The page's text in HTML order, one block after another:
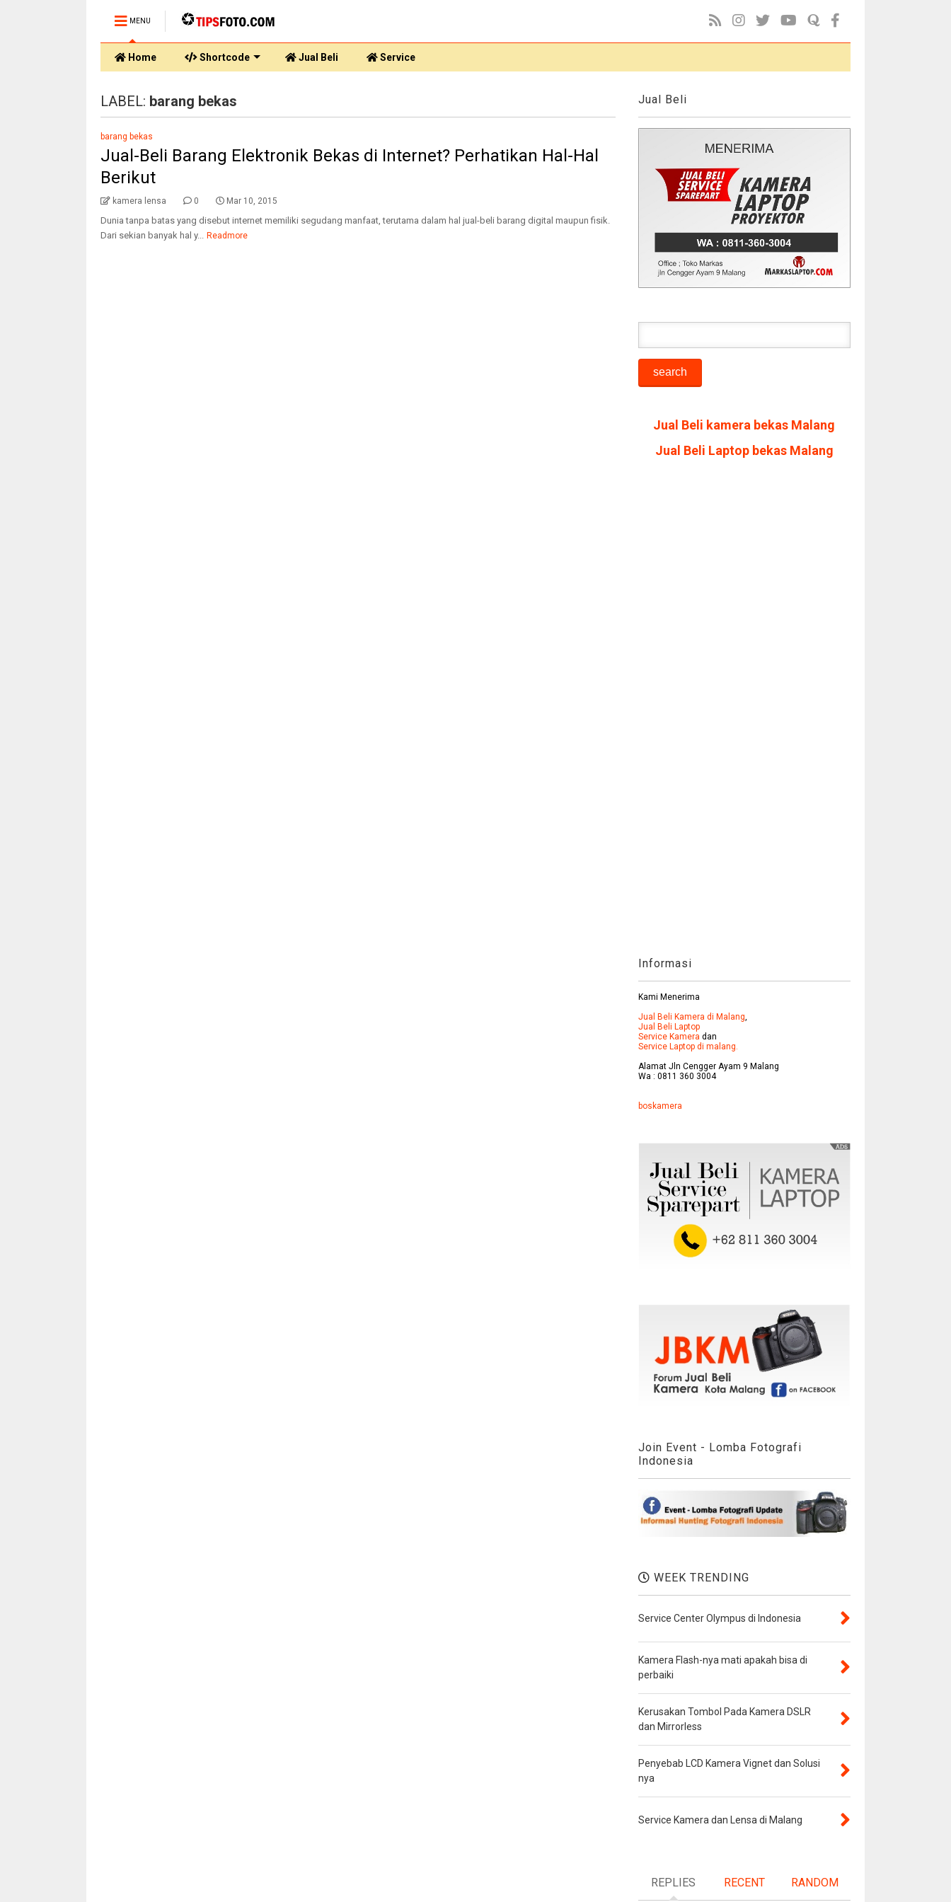
MENU
Home Shortcode Jual Beli Service
LABEL: barang bekas
barang bekas
Jual-Beli Barang Elektronik Bekas di Internet? Perhatikan Hal-Hal
Berikut
kamera lensa 0 Mar 10, 2015
Dunia tanpa batas yang disebut internet memiliki segudang manfaat, terutama dalam hal jual-beli barang digital maupun fisik.
Dari sekian banyak hal y... Readmore
Jual Beli
Jual Beli kamera bekas Malang
Jual Beli Laptop bekas Malang
Informasi
Kami Menerima
Jual Beli Kamera di Malang
Jual Beli Laptop
Service Kamera dan
Service Laptop di malang.
Alamat Jln Cengger Ayam 9 Malang
Wa : 0811 360 3004
boskamera
Join Event - Lomba Fotografi
Indonesia
WEEK TRENDING
Service Center Olympus di Indonesia
Kamera Flash-nya mati apakah bisa di
perbaiki
Kerusakan Tombol Pada Kamera DSLR
dan Mirrorless
Penyebab LCD Kamera Vignet dan Solusi
nya
Service Kamera dan Lensa di Malang
REPLIES RECENT RANDOM